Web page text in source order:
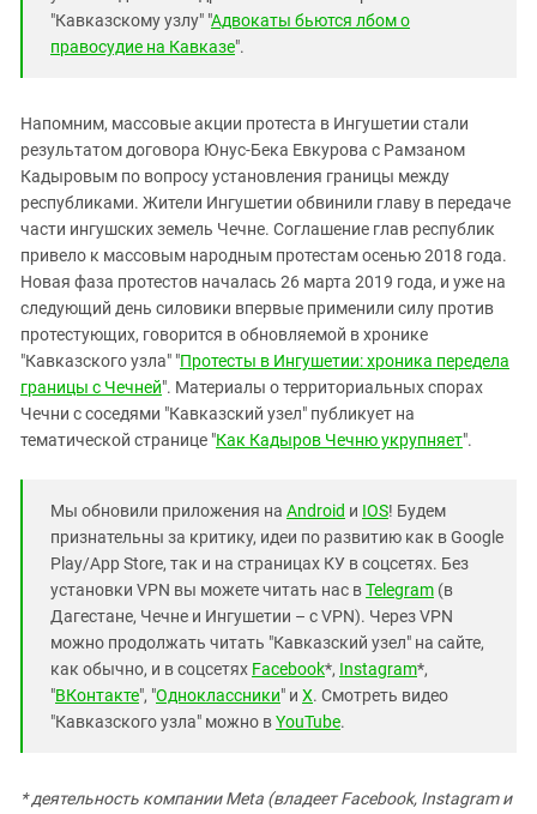
"Кавказскому узлу" "Адвокаты бьются лбом о
правосудие на Кавказе".
Напомним, массовые акции протеста в Ингушетии стали
результатом договора Юнус-Бека Евкурова с Рамзаном
Кадыровым по вопросу установления границы между
республиками. Жители Ингушетии обвинили главу в передаче
части ингушских земель Чечне. Соглашение глав республик
привело к массовым народным протестам осенью 2018 года.
Новая фаза протестов началась 26 марта 2019 года, и уже на
следующий день силовики впервые применили силу против
протестующих, говорится в обновляемой в хронике
"Кавказского узла" "Протесты в Ингушетии: хроника передела
границы с Чечней". Материалы о территориальных спорах
Чечни с соседями "Кавказский узел" публикует на
тематической странице "Как Кадыров Чечню укрупняет".
Мы обновили приложения на Android и IOS! Будем
признательны за критику, идеи по развитию как в Google
Play/App Store, так и на страницах КУ в соцсетях. Без
установки VPN вы можете читать нас вTelegram (в
Дагестане, Чечне и Ингушетии – с VPN). Через VPN
можно продолжать читать "Кавказский узел" на сайте,
как обычно, и в соцсетях Facebook*, Instagram*,
"ВКонтакте", "Одноклассники" и X. Смотреть видео
"Кавказского узла" можно вYouTube.
* деятельность компании Meta (владеет Facebook, Instagram и